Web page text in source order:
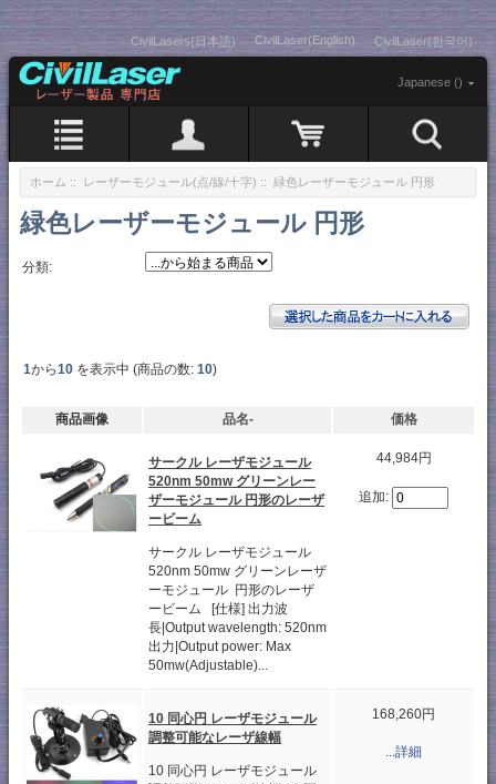
CivilLasers(日本語) CivilLaser(English) CivilLaser(한국어)
Japanese ()
ホーム :: レーザーモジュール(点/線/十字) :: 緑色レーザーモジュール 円形
緑色レーザーモジュール 円形
分類:
1から10 を表示中 (商品の数: 10)
商品画像 品名- 価格
サークル レーザモジュール
520nm 50mw グリーンレー
ザーモジュール 円形のレーザ
ービーム
サークル レーザモジュール
520nm 50mw グリーンレーザ
ーモジュール 円形のレーザ
ービーム [仕様] 出力波
長|Output wavelength: 520nm
出力|Output power: Max
50mw(Adjustable)...
44,984円
追加:
10 同心円 レーザモジュール
調整可能なレーザ線幅
10 同心円 レーザモジュール
168,260円
...詳細